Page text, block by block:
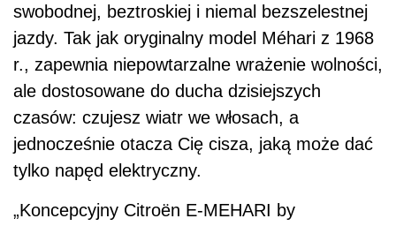
swobodnej, beztroskiej i niemal bezszelestnej
jazdy. Tak jak oryginalny model Méhari z 1968
r., zapewnia niepowtarzalne wrażenie wolności,
ale dostosowane do ducha dzisiejszych
czasów: czujesz wiatr we włosach, a
jednocześnie otacza Cię cisza, jaką może dać
tylko napęd elektryczny.
„Koncepcyjny Citroën E-MEHARI by